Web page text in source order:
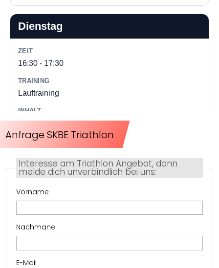
Anfrage SKBE Triathlon
Interesse am Triathlon Angebot, dann
melde dich unverbindlich bei uns:
Vorname
Nachmane
E-Mail